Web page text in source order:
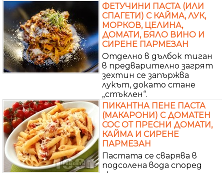
ФЕТУЧИНИ ПАСТА (ИЛИ
СПАГЕТИ) С КАЙМА, ЛУК,
МОРКОВ, ЦЕЛИНА,
ДОМАТИ, БЯЛО ВИНО И
СИРЕНЕ ПАРМЕЗАН
Отделно в дълбок тиган
в предварително загрят
зехтин се запържва
лукът, докато стане
„стъклен“.
ПИКАНТНА ПЕНЕ ПАСТА
(МАКАРОНИ) С ДОМАТЕН
СОС ОТ ПРЕСНИ ДОМАТИ,
КАЙМА И СИРЕНЕ
ПАРМЕЗАН
Пастата се сварява в
подсолена вода според